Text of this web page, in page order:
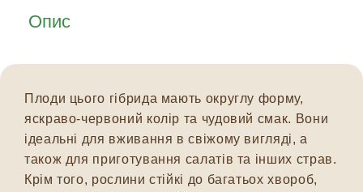
Опис
Плоди цього гібрида мають округлу форму,
яскраво-червоний колір та чудовий смак. Вони
ідеальні для вживання в свіжому вигляді, а
також для приготування салатів та інших страв.
Крім того, рослини стійкі до багатьох хвороб,